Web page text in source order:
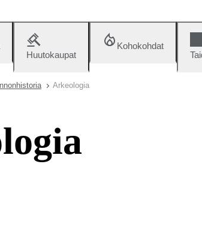
Huutokaupat
Kohokohdat
Arkeologia